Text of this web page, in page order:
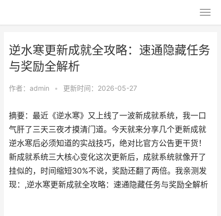
逆水寒更新成就全攻略：速通隐藏任务
与奖励全解析
作者： admin • 更新时间：2026-05-27
摘要：最近《逆水寒》又上线了一波新成就系统，我一口
气肝了三天三夜才摸清门道。今天就来分享几个更新成就
逆水寒后必须知道的实战技巧，绝对比官方公告更干货！
新成就系统三大核心变化这次更新后，成就系统就像开了
挂似的，时间缩短30%不说，奖励还翻了两倍。我亲测发
现：,逆水寒更新成就全攻略：速通隐藏任务与奖励全解析